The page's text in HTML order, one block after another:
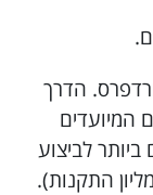
הדרך
המיועדים
לביצוע
(מעל 2 מליון התקנות).